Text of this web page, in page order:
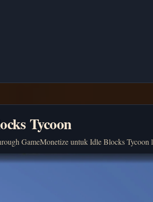
Tycoon
GameMonetize untuk Idle Blocks Tycoon